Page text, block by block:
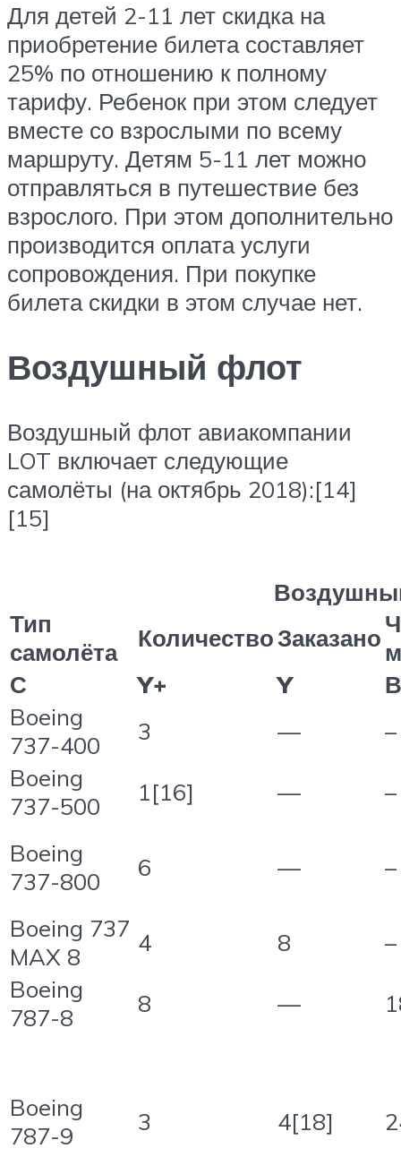
Для детей 2-11 лет скидка на
приобретение билета составляет
25% по отношению к полному
тарифу. Ребенок при этом следует
вместе со взрослыми по всему
маршруту. Детям 5-11 лет можно
отправляться в путешествие без
взрослого. При этом дополнительно
производится оплата услуги
сопровождения. При покупке
билета скидки в этом случае нет.
Воздушный флот
Воздушный флот авиакомпании
LOT включает следующие
самолёты (на октябрь 2018):[14]
[15]
Тип
самолёта
КоличествоЗаказано
С
Y+ Y
Boeing
737-400
3 —
–
Boeing
737-500
1[16] — –
Boeing
737-800
6 — –
Boeing 737
MAX 8
4 8
–
Boeing
787-8
8 —
Boeing
787-9
3 4[18]